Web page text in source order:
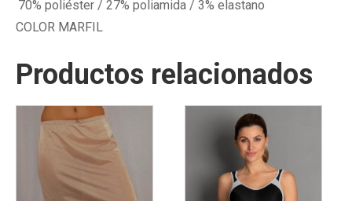
70% poliéster / 27% poliamida / 3% elastano
COLOR MARFIL
Productos relacionados
producto
múltiples
variantes.
producto
múltiples
variantes.